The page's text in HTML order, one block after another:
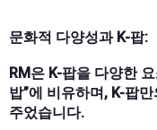
문화적 다양성과 K-팝:
RM은 K-팝을 다양한
밥”에 비유하며, K-팝
주었습니다.